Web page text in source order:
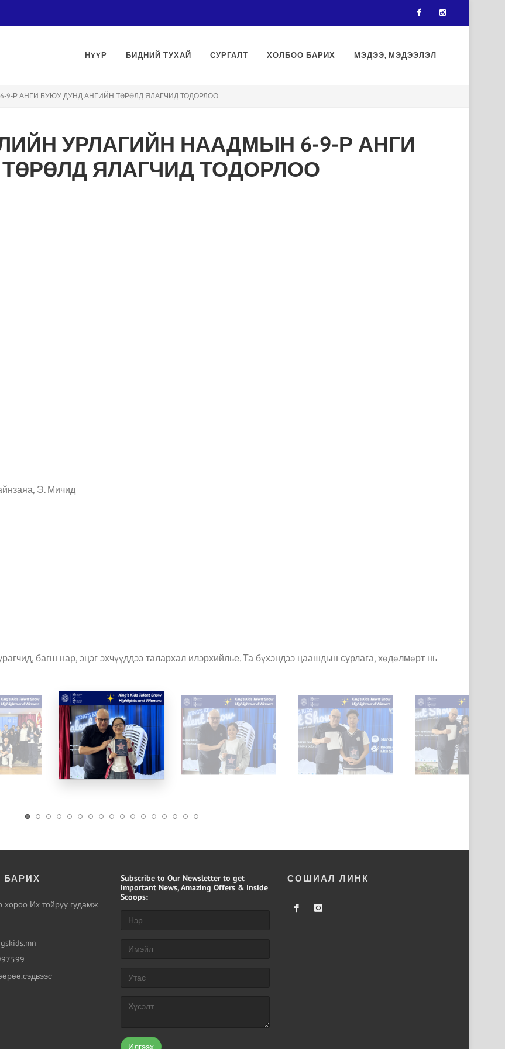
НҮҮР БИДНИЙ ТУХАЙ СУРГАЛТ ХОЛБОО БАРИХ МЭДЭЭ, МЭДЭЭЛЭЛ
Р АНГИ БУЮУ ДУНД АНГИЙН ТӨРӨЛД ЯЛАГЧИД ТОДОРЛОО
УРЛАГИЙН НААДМЫН 6-9-Р АНГИ
ЯЛАГЧИД ТОДОРЛОО
Э. Мичид
багш нар, эцэг эхчүүддээ талархал илэрхийлье. Та бүхэндээ цаашдын сурлага, хөдөлмөрт нь
Их тойруу гудамж
Subscribeto Our Newsletter to get
Important News, Amazing Offers & Inside
Scoops:
Илгээх
СОШИАЛ ЛИНК